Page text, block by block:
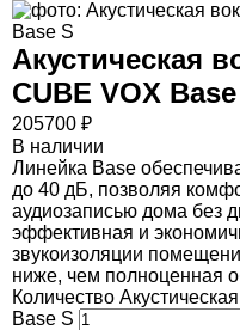
Акустическая
CUBE VOX
205700 ₽
В наличии
Линейка Base
до 40 дБ, позволяя
аудиозаписью дома без
эффективная и
звукоизоляции
ниже, чем полноценная
Количество
Base S